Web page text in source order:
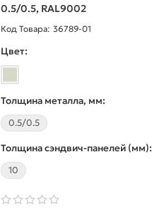
0.5/0.5, RAL9002
36789-01
Цвет:
Толщина металла, мм:
0.5/0.5
Толщина сэндвич-панелей (мм):
10